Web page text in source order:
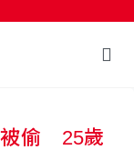
被偷 25歲